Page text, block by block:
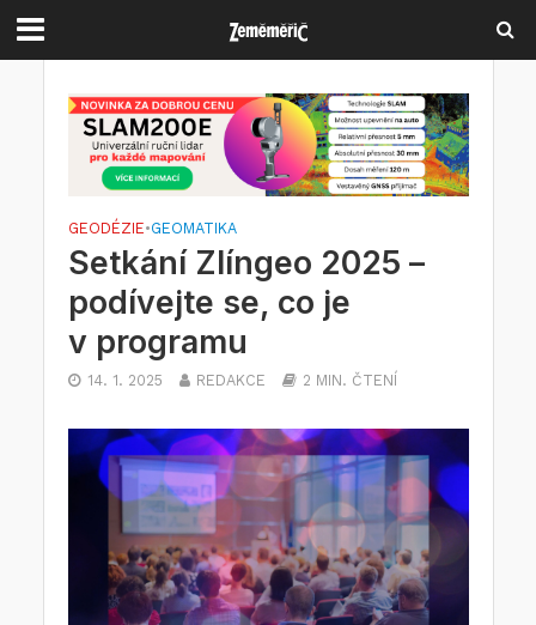
GEODÉZIE•GEOMATIKA
Setkání Zlíngeo 2025 –
podívejte se, co je
v programu
14. 1. 2025 REDAKCE 2 MIN. ČTENÍ